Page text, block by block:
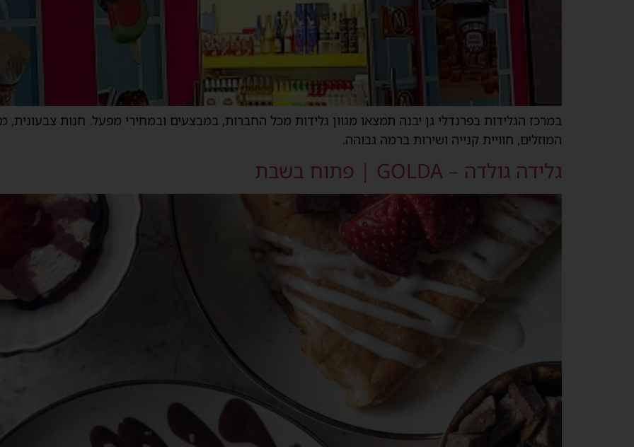
במרכז הגלידות בפרנדלי גן יבנה תמצאו מגוון גלידות מכל החברות, במבצעים ובמחירי מפעל. חנות
המוזלים, חוויית קנייה ושירות ברמה גבוהה.
גלידה גולדה – GOLDA | פתוח בשבת